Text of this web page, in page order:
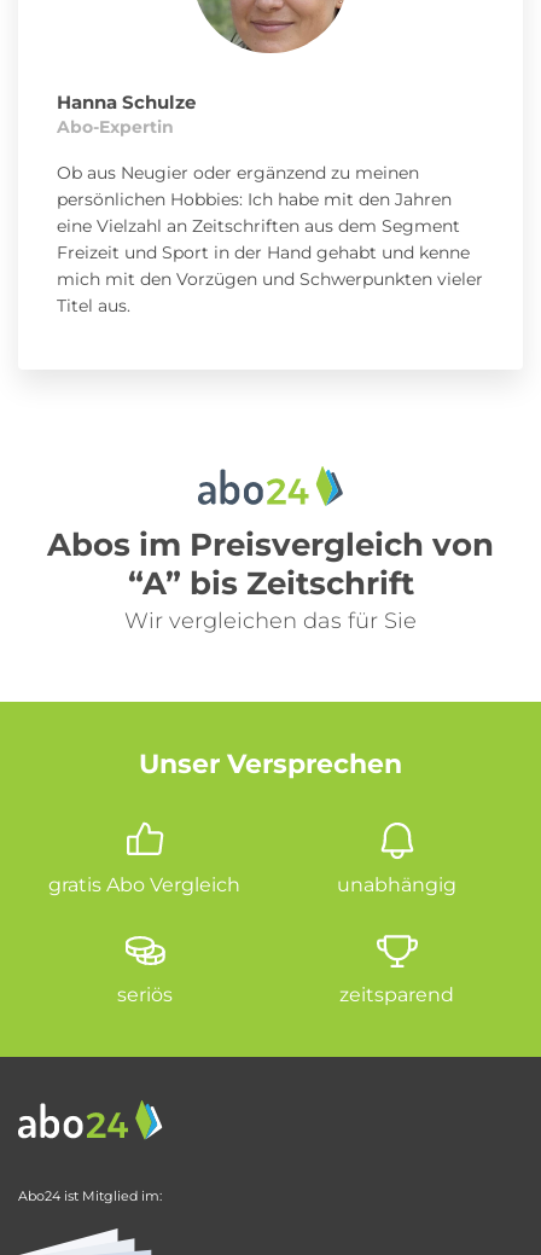
Hanna Schulze
Abo-Expertin
Ob aus Neugier oder ergänzend zu meinen
persönlichen Hobbies: Ich habe mit den Jahren
eine Vielzahl an Zeitschriften aus dem Segment
Freizeit und Sport in der Hand gehabt und kenne
mich mit den Vorzügen und Schwerpunkten vieler
Titel aus.
Abos im Preisvergleich von
“A” bis Zeitschrift
Wir vergleichen das für Sie
Unser Versprechen
gratis Abo Vergleich unabhängig
seriös zeitsparend
Abo24 ist Mitglied im: